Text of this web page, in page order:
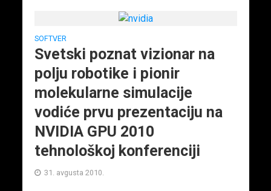
SOFTVER
Svetski poznat vizionar na
polju robotike i pionir
molekularne simulacije
vodiće prvu prezentaciju na
NVIDIA GPU 2010
tehnološkoj konferenciji
31. avgusta 2010.